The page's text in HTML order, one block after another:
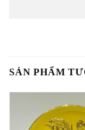
SẢN PHẨM